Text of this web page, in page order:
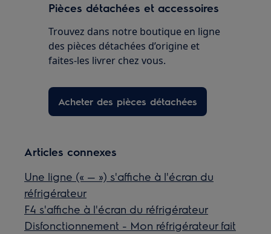
Pièces détachées et accessoires
Trouvez dans notre boutique en ligne
des pièces détachées d’origine et
faites-les livrer chez vous.
Acheter des pièces détachées
Articles connexes
Une ligne (« — ») s'affiche à l'écran du
réfrigérateur
F4 s'affiche à l'écran du réfrigérateur
Disfonctionnement - Mon réfrigérateur fait